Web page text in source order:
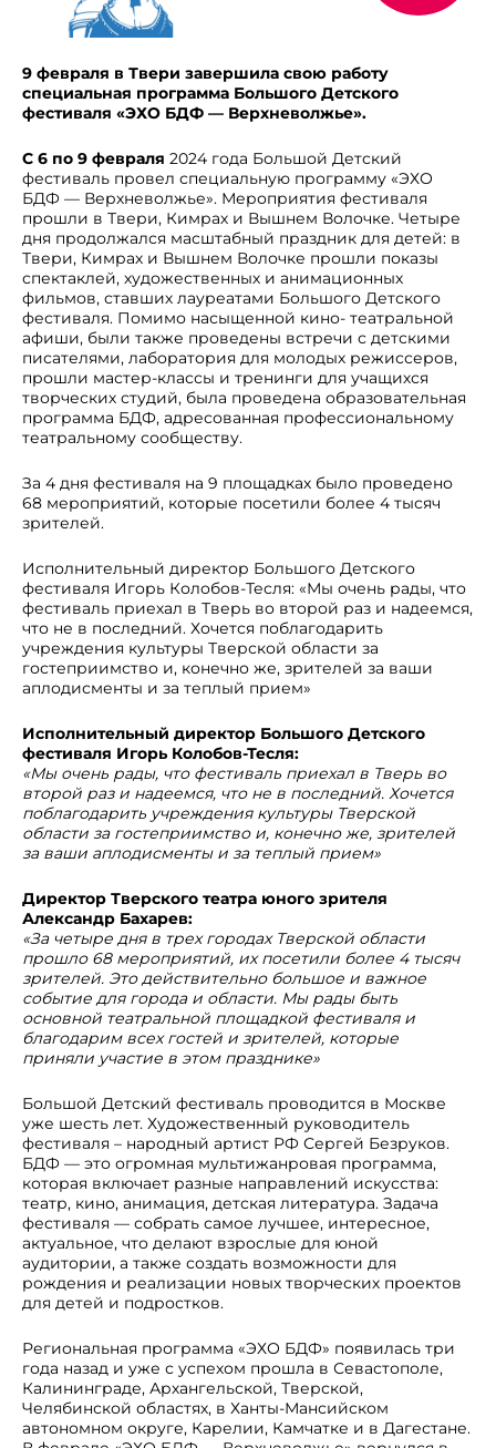
9 февраля в Твери завершила свою работу
специальная программа Большого Детского
фестиваля «ЭХО БДФ — Верхневолжье».
С 6 по 9 февраля 2024 года Большой Детский
фестиваль провел специальную программу «ЭХО
БДФ — Верхневолжье». Мероприятия фестиваля
прошли в Твери, Кимрах и Вышнем Волочке. Четыре
дня продолжался масштабный праздник для детей: в
Твери, Кимрах и Вышнем Волочке прошли показы
спектаклей, художественных и анимационных
фильмов, ставших лауреатами Большого Детского
фестиваля. Помимо насыщенной кино- театральной
афиши, были также проведены встречи с детскими
писателями, лаборатория для молодых режиссеров,
прошли мастер-классы и тренинги для учащихся
творческих студий, была проведена образовательная
программа БДФ, адресованная профессиональному
театральному сообществу.
За 4 дня фестиваля на 9 площадках было проведено
68 мероприятий, которые посетили более 4 тысяч
зрителей.
Исполнительный директор Большого Детского
фестиваля Игорь Колобов-Тесля: «Мы очень рады, что
фестиваль приехал в Тверь во второй раз и надеемся,
что не в последний. Хочется поблагодарить
учреждения культуры Тверской области за
гостеприимство и, конечно же, зрителей за ваши
аплодисменты и за теплый прием»
Исполнительный директор Большого Детского
фестиваля Игорь Колобов-Тесля:
«Мы очень рады, что фестиваль приехал в Тверь во
второй раз и надеемся, что не в последний. Хочется
поблагодарить учреждения культуры Тверской
области за гостеприимство и, конечно же, зрителей
за ваши аплодисменты и за теплый прием»
Директор Тверского театра юного зрителя
Александр Бахарев:
«За четыре дня в трех городах Тверской области
прошло 68 мероприятий, их посетили более 4 тысяч
зрителей. Это действительно большое и важное
событие для города и области. Мы рады быть
основной театральной площадкой фестиваля и
благодарим всех гостей и зрителей, которые
приняли участие в этом празднике»
Большой Детский фестиваль проводится в Москве
уже шесть лет. Художественный руководитель
фестиваля – народный артист РФ Сергей Безруков.
БДФ — это огромная мультижанровая программа,
которая включает разные направлений искусства:
театр, кино, анимация, детская литература. Задача
фестиваля — собрать самое лучшее, интересное,
актуальное, что делают взрослые для юной
аудитории, а также создать возможности для
рождения и реализации новых творческих проектов
для детей и подростков.
Региональная программа «ЭХО БДФ» появилась три
года назад и уже с успехом прошла в Севастополе,
Калининграде, Архангельской, Тверской,
Челябинской областях, в Ханты-Мансийском
автономном округе, Карелии, Камчатке и в Дагестане.